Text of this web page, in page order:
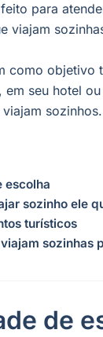
para
viajam
como objetivo
em seu hotel
sozinhos.
escolha
sozinho ele
turísticos
sozinhas
de